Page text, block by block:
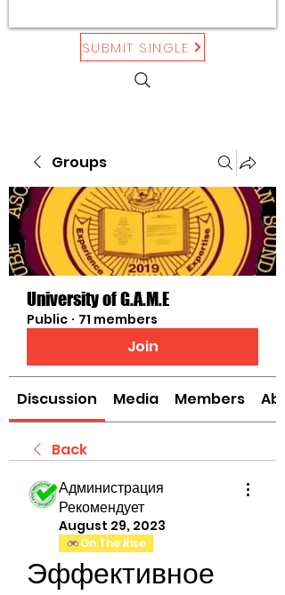
SUBMIT SINGLE
Groups
University of G.A.M.E
Public · 71 members
Join
Discussion Media Members
Back
Администрация
Рекомендует
August 29, 2023
On The Rise
Эффективное